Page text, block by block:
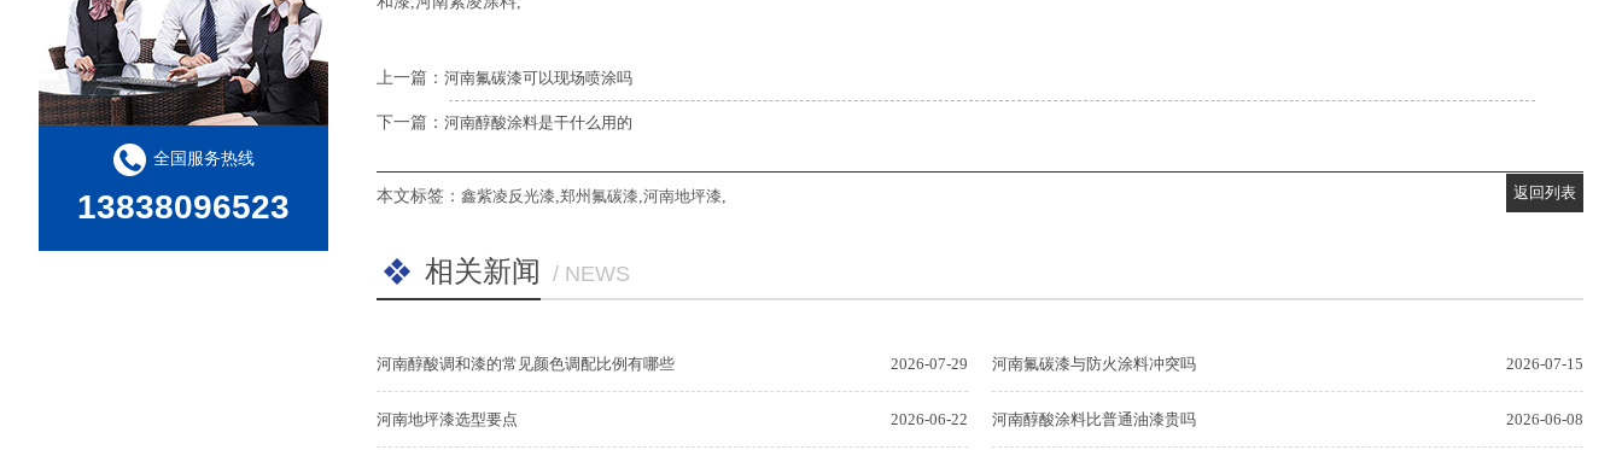
全国服务热线
13838096523
上一篇： 河南氟碳漆可以现场喷涂吗
下一篇： 河南醇酸涂料是干什么用的
返回列表
本文标签： 鑫紫凌反光漆,郑州氟碳漆,河南地坪漆,
相关新闻 / NEWS
2026-07-29
河南醇酸调和漆的常见颜色调配比例有哪些 2026-07-15
河南氟碳漆与防火涂料冲突吗
2026-06-22
河南地坪漆选型要点 2026-06-08
河南醇酸涂料比普通油漆贵吗